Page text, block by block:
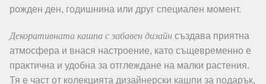
рожден ден, годишнина или друг специален момент.
Декоративната кашпа с забавен дизайн създава приятна
атмосфера и внася настроение, като същевременно е
практична и удобна за отглеждане на малки растения.
Тя е част от колекцията дизайнерски кашпи за подарък,